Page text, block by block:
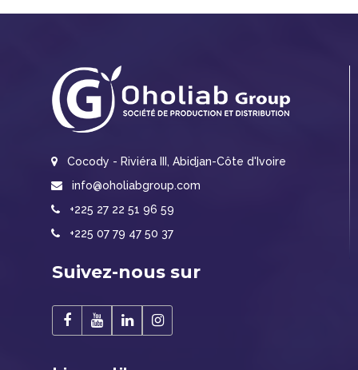
Cocody - Riviéra III, Abidjan-Côte d'Ivoire
info@oholiabgroup.com
+225 27 22 51 96 59
+225 07 79 47 50 37
Suivez-nous sur